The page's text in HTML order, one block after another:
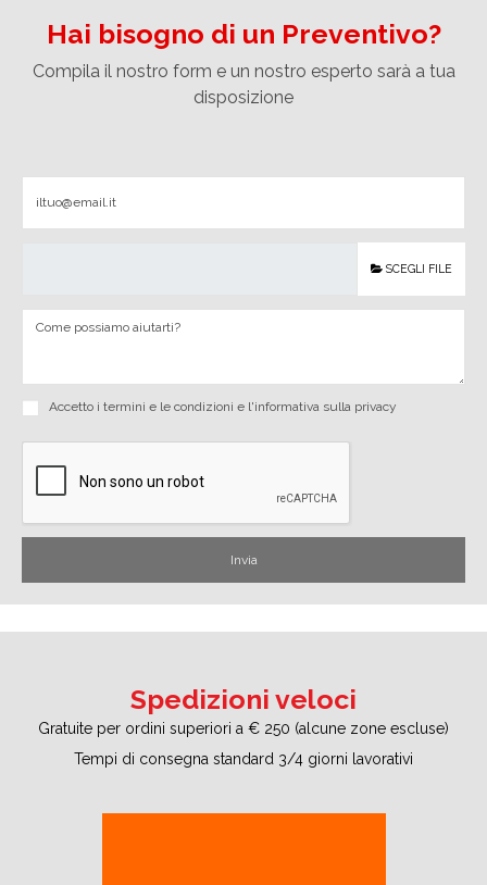
Hai bisogno di un Preventivo?
Compila il nostro form e un nostro esperto sarà a tua
disposizione
SCEGLI FILE
Accetto i termini e le condizioni e l'informativa sulla privacy
Spedizioni veloci
Gratuite per ordini superiori a € 250 (alcune zone escluse)
Tempi di consegna standard 3/4 giorni lavorativi